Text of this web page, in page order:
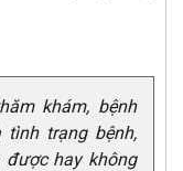
khám, bệnh
trạng bệnh,
hay không